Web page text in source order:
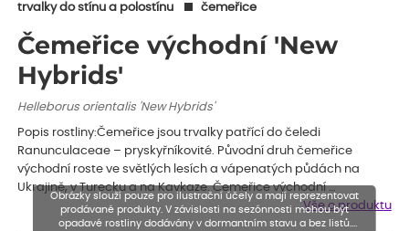
trvalky do stínu a polostínu
čemeřice
Čemeřice východní 'New
Hybrids'
Helleborus orientalis 'New Hybrids'
Popis rostliny:Čemeřice jsou trvalky patřící do čeledi
Ranunculaceae – pryskyřníkovité. Původní druh čemeřice
východní roste ve světlých lesích a vápenatých půdách na
Ukrajině, v Turecku a na Kavkaze. Čemeřice východní …
Vše o produktu
Obrázky slouží pouze pro ilustrační účely a mají reprezentovat
prodávané produkty. V závislosti na sezónnosti mohou být
opadavé rostliny dodávány v dormantním stavu a bez listů.